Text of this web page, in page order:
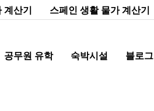
계산기 스페인 생활 물가 계산기
공무원 유학 숙박시설 블로그